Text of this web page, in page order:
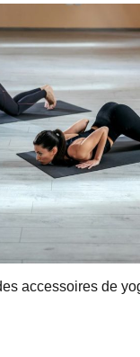
accessoires de